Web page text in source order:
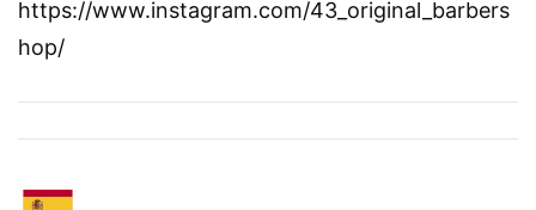
https://www.instagram.com/43_original_barbers
hop/